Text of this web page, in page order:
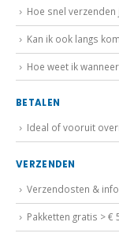
Hoe snel verzenden
Kan ik ook langs
Hoe weet ik
BETALEN
Ideal of vooruit
VERZENDEN
Verzendosten &
Pakketten gratis > €